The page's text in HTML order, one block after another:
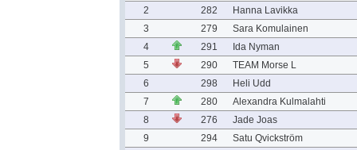
2
282
Hanna Lavikka
3
279
Sara Komulainen
4
291
Ida Nyman
5
290
TEAM Morse L
6
298
Heli Udd
7
280
Alexandra Kulmalahti
8
276
Jade Joas
9
294
Satu Qvickström